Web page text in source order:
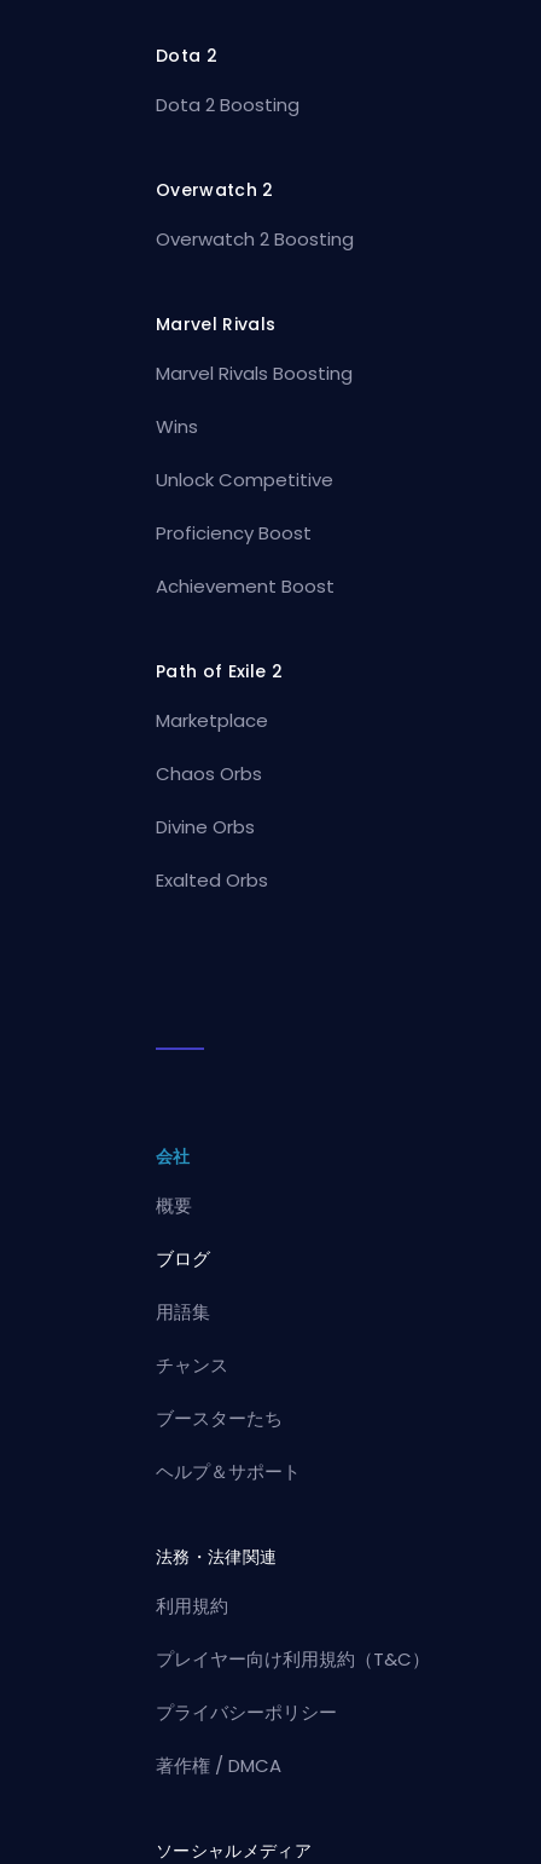
Dota 2
Dota 2 Boosting
Overwatch 2
Overwatch 2 Boosting
Marvel Rivals
Marvel Rivals Boosting
Wins
Unlock Competitive
Proficiency Boost
Achievement Boost
Path of Exile 2
Marketplace
Chaos Orbs
Divine Orbs
Exalted Orbs
会社
概要
ブログ
用語集
チャンス
ブースターたち
ヘルプ＆サポート
法務・法律関連
利用規約
プレイヤー向け利用規約（T&C）
プライバシーポリシー
著作権 / DMCA
ソーシャルメディア